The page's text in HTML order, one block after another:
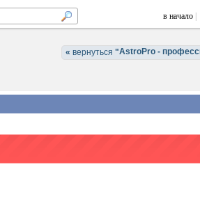
в начало
« вернуться "